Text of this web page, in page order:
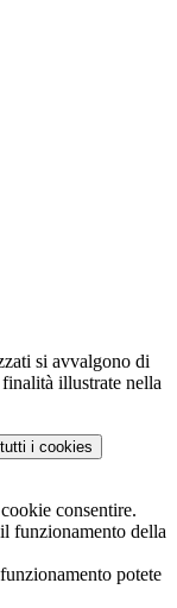
si avvalgono di
illustrate nella
i cookies
consentire.
funzionamento della
potete